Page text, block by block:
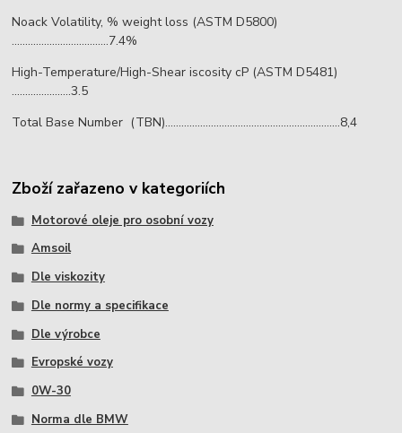
Noack Volatility, % weight loss (ASTM D5800)
....................................7.4%
High-Temperature/High-Shear iscosity cP (ASTM D5481)
......................3.5
Total Base Number (TBN).................................................................8,4
Zboží zařazeno v kategoriích
Motorové oleje pro osobní vozy
Amsoil
Dle viskozity
Dle normy a specifikace
Dle výrobce
Evropské vozy
0W-30
Norma dle BMW